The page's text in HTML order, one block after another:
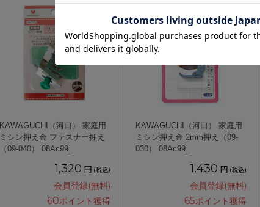
KAWAGUCHI（河口） 家庭用
ミシン押え金 ファスナー押え
（09-040） 08Ac99_
1,320 円 (税込)
会員登録(無料)
60ポイント獲得
KAWAGUCHI（河口） 家庭用
ミシン押え金 2mm押え（09-
030） 08Ac99_
1,430 円 (税込)
会員登録(無料)
65ポイント獲得